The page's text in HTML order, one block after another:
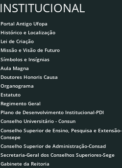
INSTITUCIONAL
Portal Antigo Ufopa
Histórico e Localização
Lei de Criação
Missão e Visão de Futuro
Símbolos e Insígnias
Aula Magna
Doutores Honoris Causa
Organograma
Estatuto
Regimento Geral
Plano de Desenvolvimento Institucional-PDI
Conselho Universitário - Consun
Conselho Superior de Ensino, Pesquisa e Extensão-
Consepe
Conselho Superior de Administração-Consad
Secretaria-Geral dos Conselhos Superiores-Sege
Gabinete da Reitoria